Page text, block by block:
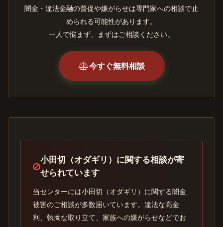
闇金・違法金融の督促や嫌がらせは専門家への相談で止
められる可能性があります。
一人で悩まず、まずはご相談ください。
今すぐ無料相談
小田切（オダギリ）に関する相談が寄
せられています
当センターには小田切（オダギリ）に関する闇金
被害のご相談が多数届いています。違法な高金
利、執拗な取り立て、家族への嫌がらせなどでお